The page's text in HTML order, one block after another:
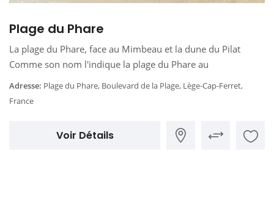
Plage du Phare
La plage du Phare, face au Mimbeau et la dune du Pilat
Comme son nom l'indique la plage du Phare au
Adresse: Plage du Phare, Boulevard de la Plage, Lège-Cap-Ferret,
France
Voir Détails